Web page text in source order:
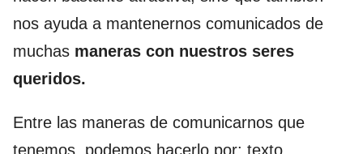
nos ayuda a mantenernos comunicados de
muchas maneras con nuestros seres
queridos.
Entre las maneras de comunicarnos que
tenemos, podemos hacerlo por: texto,